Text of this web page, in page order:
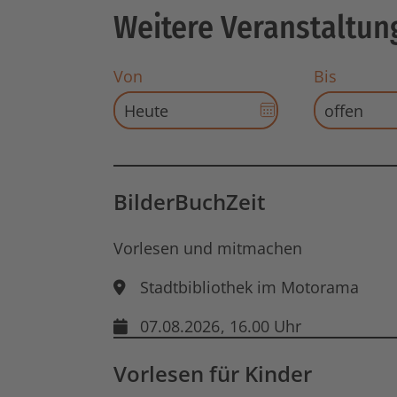
Weitere
Von
Datums-
Auswahl
Startdatum
Bis
BilderBuchZeit
Vorlesen und mitmachen
Stadtbibliothek im Motorama
07.08.2026, 16.00 Uhr
Vorlesen für Kinder